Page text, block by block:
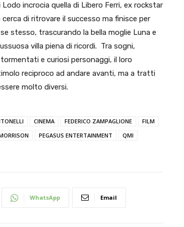
incrocia quella di Libero Ferri, ex rockstar
di ritrovare il successo ma finisce per
stesso, trascurando la bella moglie Luna e
villa piena di ricordi. Tra sogni,
e curiosi personaggi, il loro
reciproco ad andare avanti, ma a tratti
molto diversi.
CINEMA FEDERICO ZAMPAGLIONE
FILM
PEGASUS ENTERTAINMENT
QMI
WhatsApp Email